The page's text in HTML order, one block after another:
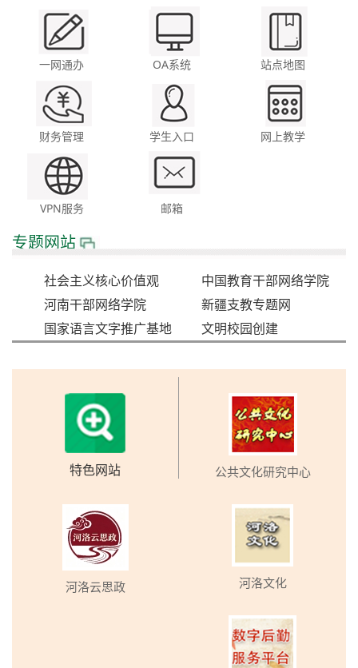
一网通办 OA系统 站点地图
财务管理 学生入口 网上教学
VPN服务 邮箱
专题网站
社会主义核心价值观
中国教育干部网络学院
河南干部网络学院
新疆支教专题网
国家语言文字推广基地
文明校园创建
特色网站 公共文化研究中心
河洛云思政 河洛文化